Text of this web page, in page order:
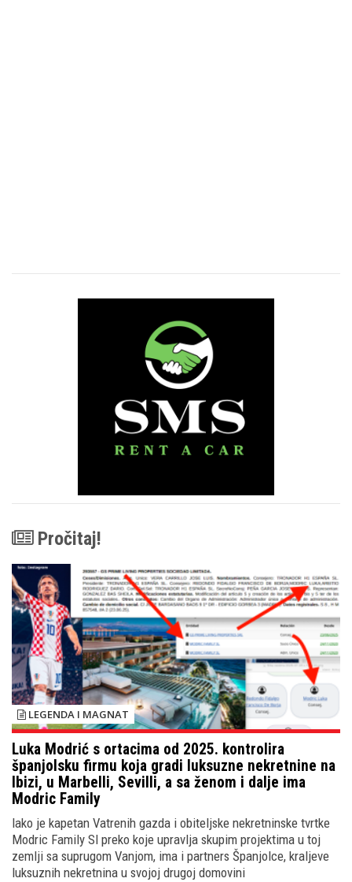
Pročitaj!
LEGENDA I MAGNAT
Luka Modrić s ortacima od 2025. kontrolira
španjolsku firmu koja gradi luksuzne nekretnine na
Ibizi, u Marbelli, Sevilli, a sa ženom i dalje ima
Modric Family
Iako je kapetan Vatrenih gazda i obiteljske nekretninske tvrtke
Modric Family Sl preko koje upravlja skupim projektima u toj
zemlji sa suprugom Vanjom, ima i partners Španjolce, kraljeve
luksuznih nekretnina u svojoj drugoj domovini